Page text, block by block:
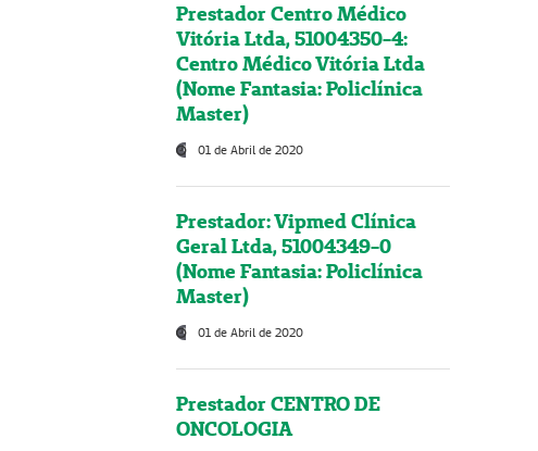
Prestador Centro Médico
Vitória Ltda, 51004350-4:
Centro Médico Vitória Ltda
(Nome Fantasia: Policlínica
Master)
01 de Abril de 2020
Prestador: Vipmed Clínica
Geral Ltda, 51004349-0
(Nome Fantasia: Policlínica
Master)
01 de Abril de 2020
Prestador CENTRO DE
ONCOLOGIA